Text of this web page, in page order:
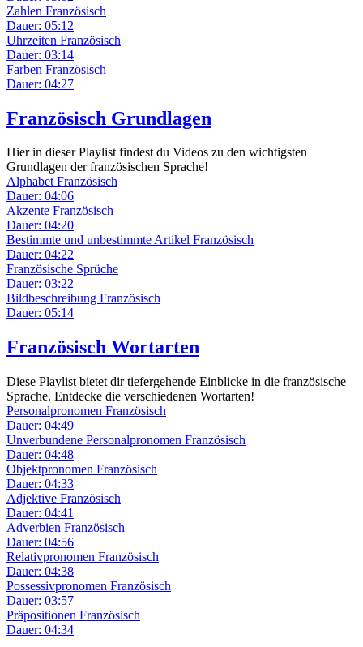
Zahlen Französisch
Dauer: 05:12
Uhrzeiten Französisch
Dauer: 03:14
Farben Französisch
Dauer: 04:27
Französisch Grundlagen
Hier in dieser Playlist findest du Videos zu den wichtigsten
Grundlagen der französischen Sprache!
Alphabet Französisch
Dauer: 04:06
Akzente Französisch
Dauer: 04:20
Bestimmte und unbestimmte Artikel Französisch
Dauer: 04:22
Französische Sprüche
Dauer: 03:22
Bildbeschreibung Französisch
Dauer: 05:14
Französisch Wortarten
Diese Playlist bietet dir tiefergehende Einblicke in die französische
Sprache. Entdecke die verschiedenen Wortarten!
Personalpronomen Französisch
Dauer: 04:49
Unverbundene Personalpronomen Französisch
Dauer: 04:48
Objektpronomen Französisch
Dauer: 04:33
Adjektive Französisch
Dauer: 04:41
Adverbien Französisch
Dauer: 04:56
Relativpronomen Französisch
Dauer: 04:38
Possessivpronomen Französisch
Dauer: 03:57
Präpositionen Französisch
Dauer: 04:34